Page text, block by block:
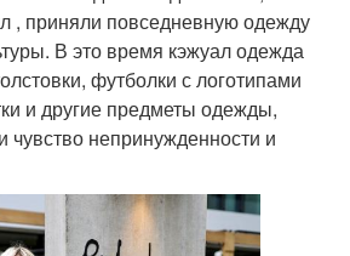
, приняли повседневную одежду
В это время кэжуал одежда
футболки с логотипами
и другие предметы одежды,
чувство непринужденности и